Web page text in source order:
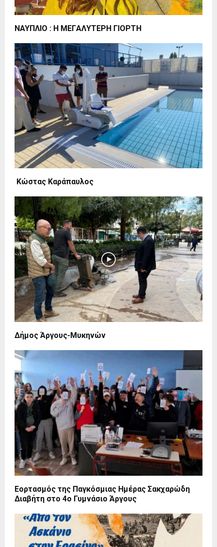
ΝΑΥΠΛΙΟ : H MEΓAΛYTEΡH ΓIOΡTH
Κώστας Καράπαυλος
Δήμος Άργους-Μυκηνών
Εορτασμός της Παγκόσμιας Ημέρας Σακχαρώδη
Διαβήτη στο 4ο Γυμνάσιο Άργους